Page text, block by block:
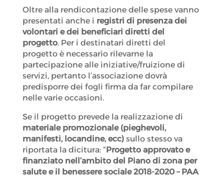
Oltre alla rendicontazione delle spese vanno
presentati anche i registri di presenza dei
volontari e dei beneficiari diretti del
progetto. Per i destinatari diretti del
progetto è necessario rilevarne la
partecipazione alle iniziative/fruizione di
servizi, pertanto l’associazione dovrà
predisporre dei fogli firma da far compilare
nelle varie occasioni.
Se il progetto prevede la realizzazione di
materiale promozionale (pieghevoli,
manifesti, locandine, ecc)sullo stesso va
riportata la dicitura: “Progetto approvato e
finanziato nell’ambito del Piano di zona per
salute e il benessere sociale 2018-2020 – PAA